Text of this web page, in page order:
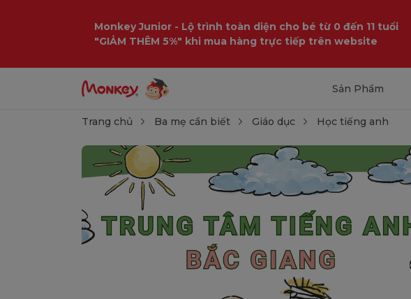
Monkey Junior - Lộ trình toàn diện cho bé từ 0 đến 11 tuổi
"GIẢM THÊM 5%" khi mua hàng trực tiếp trên website
Sản Phẩm
Trang chủ Ba mẹ cần biết Giáo dục Học tiếng anh